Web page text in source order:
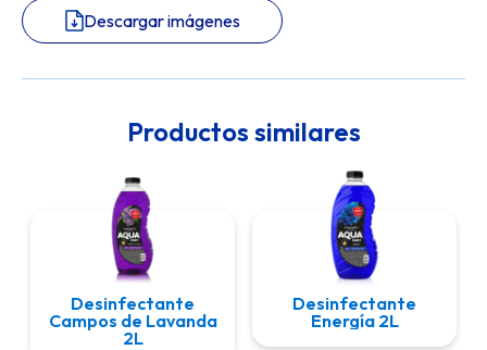
Descargar imágenes
Productos similares
Desinfectante
Campos de Lavanda
2L
Desinfectante
Energía 2L